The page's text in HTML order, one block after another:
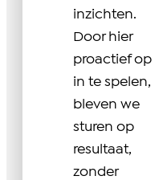
inzichten.
Door hier
proactief op
in te spelen,
bleven we
sturen op
resultaat,
zonder